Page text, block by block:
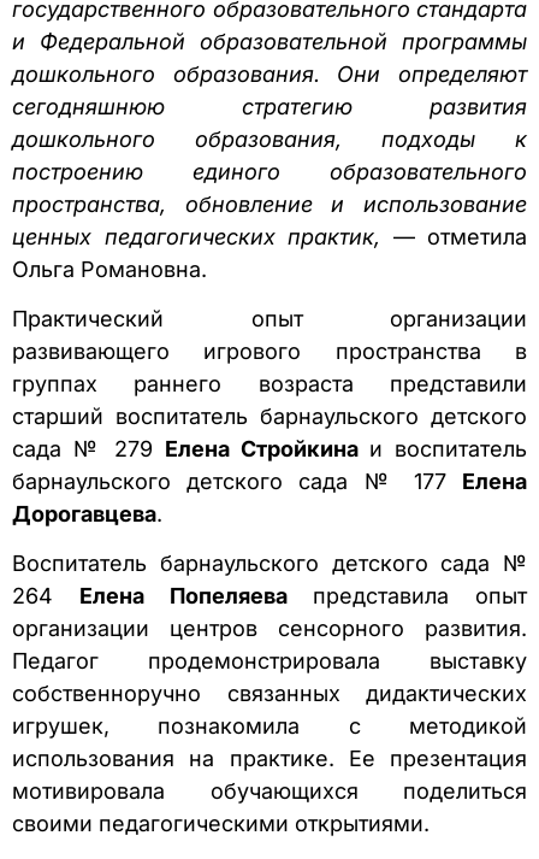
государственного образовательного стандарта
и Федеральной образовательной программы
дошкольного образования. Они определяют
сегодняшнюю стратегию развития
дошкольного образования, подходы к
построению единого образовательного
пространства, обновление и использование
ценных педагогических практик, — отметила
Ольга Романовна.
Практический опыт организации
развивающего игрового пространства в
группах раннего возраста представили
старший воспитатель барнаульского детского
сада № 279 Елена Стройкинаи воспитатель
барнаульского детского сада № 177 Елена
Дорогавцева.
Воспитатель барнаульского детского сада №
264 Елена Попеляевапредставила опыт
организации центров сенсорного развития.
Педагог продемонстрировала выставку
собственноручно связанных дидактических
игрушек, познакомила с методикой
использования на практике. Ее презентация
мотивировала обучающихся поделиться
своими педагогическими открытиями.